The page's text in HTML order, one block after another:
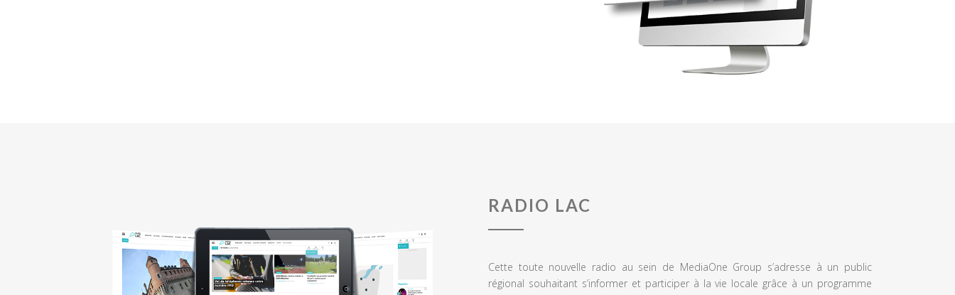
RADIO LAC
Cette toute nouvelle radio au sein de MediaOne Group s’adresse à un public
régional souhaitant s’informer et participer à la vie locale grâce à un programme